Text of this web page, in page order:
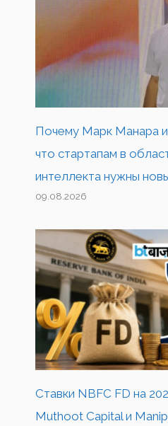
Почему Марк Манара
что стартапам в
интеллекта нужны
09.08.2026
Ставки NBFC FD на
Muthoot Capital и